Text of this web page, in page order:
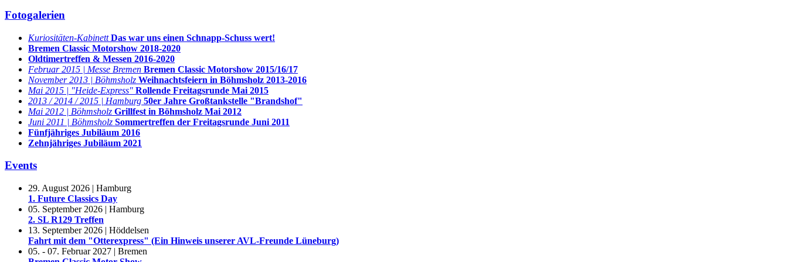
Fotogalerien
Kuriositäten-Kabinett Das war uns einen Schnapp-Schuss wert!
Bremen Classic Motorshow 2018-2020
Oldtimertreffen & Messen 2016-2020
Februar 2015 | Messe Bremen Bremen Classic Motorshow 2015/16/17
November 2013 | Böhmsholz Weihnachtsfeiern in Böhmsholz 2013-2016
Mai 2015 | "Heide-Express" Rollende Freitagsrunde Mai 2015
2013 / 2014 / 2015 | Hamburg 50er Jahre Großtankstelle "Brandshof"
Mai 2012 | Böhmsholz Grillfest in Böhmsholz Mai 2012
Juni 2011 | Böhmsholz Sommertreffen der Freitagsrunde Juni 2011
Fünfjähriges Jubiläum 2016
Zehnjähriges Jubiläum 2021
Events
29. August 2026 | Hamburg
1. Future Classics Day
05. September 2026 | Hamburg
2. SL R129 Treffen
13. September 2026 | Höddelsen
Fahrt mit dem "Otterexpress" (Ein Hinweis unserer AVL-Freunde Lüneburg)
05. - 07. Februar 2027 | Bremen